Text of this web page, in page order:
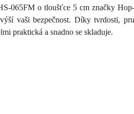
065FM o tloušťce 5 cm značky
vaši bezpečnost. Díky tvrdosti,
praktická a snadno se skladuje.